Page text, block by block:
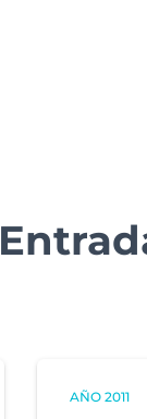
AÑO 2011